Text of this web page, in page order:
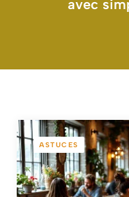
avec
ASTUCES